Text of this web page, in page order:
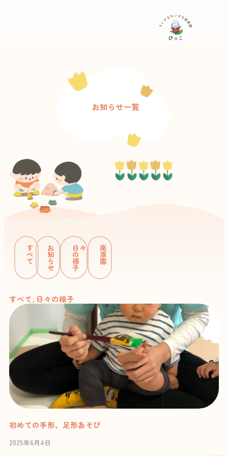
す
べ
て
お
知
ら
せ
日々
の
様
子
南
原
園
すべて, 日々の様子
初めての手形、足形あそび
2025年6月4日